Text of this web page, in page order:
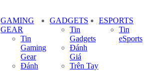
GAMING
GEAR
Tin
Gaming
Gear
Đánh
GADGETS
Tin
Gadgets
Đánh
Giá
Trên Tay
ESPORTS
Tin
eSports